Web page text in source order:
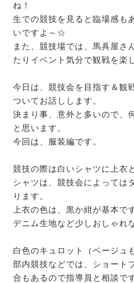
ね！
生での競技を見ると臨場感も
いですよ～☆
また、競技場では、馬具屋さ
たりイベント気分で観戦を楽
今日は、競技会を目指す＆観
ついてお話しします。
決まり事、意外と多いので、
と思います。
今回は、服装編です。
競技の際は白いシャツに上衣
シャツは、競技会によっては
ります。
上衣の色は、黒か紺が基本で
デニム生地など少しおしゃれ
白色のキュロット（ベージュ
部内競技などでは、ショート
合もあるので指導員と相談で